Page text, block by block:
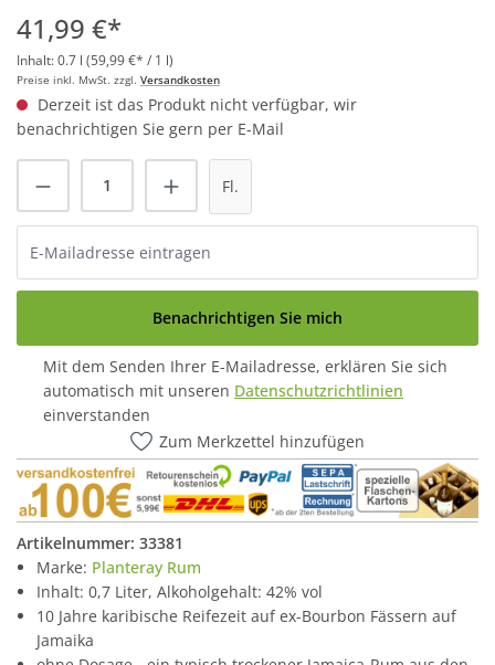
41,99 €*
Inhalt:0.7 l (59,99 €* / 1 l)
Preise inkl. MwSt. zzgl. Versandkosten
Derzeit ist das Produkt nicht verfügbar, wir
benachrichtigen Sie gern per E-Mail
Fl.
Benachrichtigen Sie mich
Mit dem Senden Ihrer E-Mailadresse, erklären Sie sich
automatisch mit unseren Datenschutzrichtlinien
einverstanden
Zum Merkzettel hinzufügen
Artikelnummer: 33381
Marke: Planteray Rum
Inhalt: 0,7 Liter, Alkoholgehalt: 42% vol
10 Jahre karibische Reifezeit auf ex-Bourbon Fässern auf
Jamaika